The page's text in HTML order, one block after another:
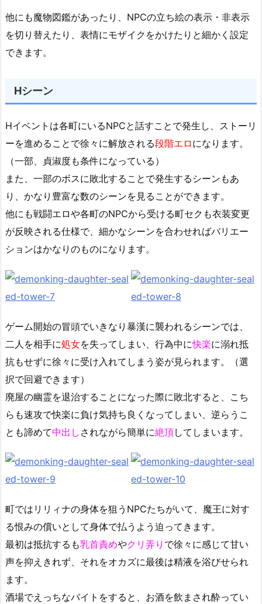
他にも魔物図鑑があったり、NPCの立ち絵の表示・非表示
を切り替えたり、表情にモザイクをかけたりと細かく設定
できます。
Hシーン
Hイベントは各町にいるNPCと話すことで発生し、ストーリ
ーを進めることで徐々に解放される段階エロ になります。
（一部、貞淑度も条件になっている）
また、一部のボスに敗北することで発生するシーンもあ
り、かなり豊富な数のシーンを見ることができます。
他にも戦闘エロや各町のNPCから受ける町セクも衣装変更
が反映される仕様で、細かなシーンを合わせればバリエー
ションはかなりのものになります。
ゲーム開始の冒頭でいきなり暴漢に襲われるシーンでは、
二人を相手に処女を失ってしまい、行為中に快楽に溺れ抵
抗もせずに徐々に受け入れてしまう姿が見られます。（選
択で回避できます）
廃屋の幽霊を退治することになった際に敗北すると、こち
らも速攻で快楽に負け気持ち良くなってしまい、逆らうこ
とも諦めて中出し されながら簡単に絶頂してしまいます。
町ではリリィナの身体を狙うNPCたちがいて、魔王に対す
る恨みの償いとして身体で払うよう迫ってきます。
最初は抵抗するも乳首責めやクリ弄り で徐々に感じて甘い
声を抑えきれず、それをオカズに最後は精液を浴びせられ
ます。
酒場でえっちなバイトをすると、お酒を飲まされ酔ってい